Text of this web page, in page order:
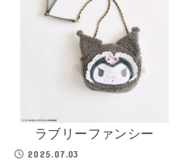
ラブリーファンシー
2025.07.03